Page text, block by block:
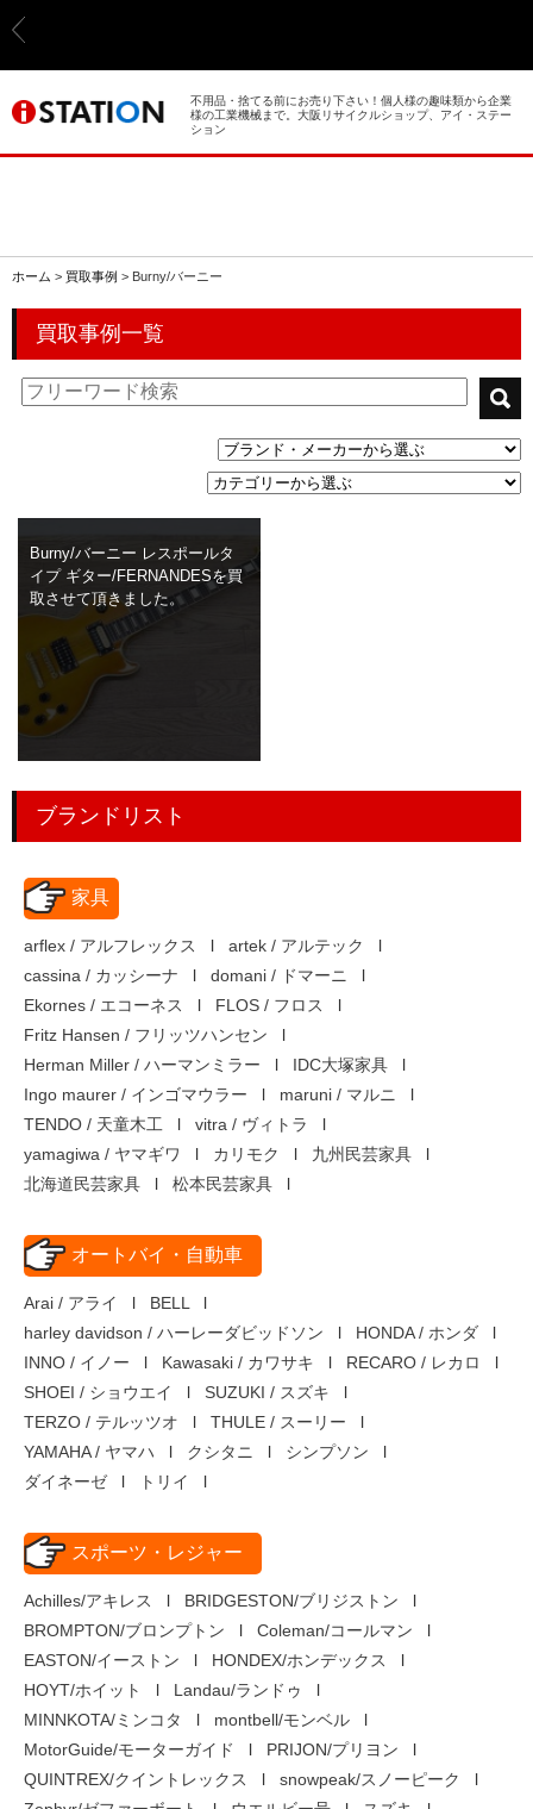
不用品・捨てる前にお売り下さい！個人様の趣味類から企業
様の工業機械まで。大阪リサイクルショップ、アイ・ステー
ション
ホーム > 買取事例 > Burny/バーニー
買取事例一覧
Burny/バーニー レスポールタ
イプ ギター/FERNANDESを買
取させて頂きました。
ブランドリスト
家具
arflex / アルフレックス
artek / アルテック
cassina / カッシーナ
domani / ドマーニ
Ekornes / エコーネス
FLOS / フロス
Fritz Hansen / フリッツハンセン
Herman Miller / ハーマンミラー
IDC大塚家具
Ingo maurer / インゴマウラー
maruni / マルニ
TENDO / 天童木工
vitra / ヴィトラ
yamagiwa / ヤマギワ
カリモク
九州民芸家具
北海道民芸家具
松本民芸家具
オートバイ・自動車
Arai / アライ
BELL
harley davidson / ハーレーダビッドソン
HONDA / ホンダ
INNO / イノー
Kawasaki / カワサキ
RECARO / レカロ
SHOEI / ショウエイ
SUZUKI / スズキ
TERZO / テルッツオ
THULE / スーリー
YAMAHA / ヤマハ
クシタニ
シンプソン
ダイネーゼ
トリイ
スポーツ・レジャー
Achilles/アキレス
BRIDGESTON/ブリジストン
BROMPTON/ブロンプトン
Coleman/コールマン
EASTON/イーストン
HONDEX/ホンデックス
HOYT/ホイット
Landau/ランドゥ
MINNKOTA/ミンコタ
montbell/モンベル
MotorGuide/モーターガイド
PRIJON/プリヨン
QUINTREX/クイントレックス
snowpeak/スノーピーク
> 出張買取
> 発送買取
> 遺品整理
> 骨董品・古美術品の査定
> 新着情報